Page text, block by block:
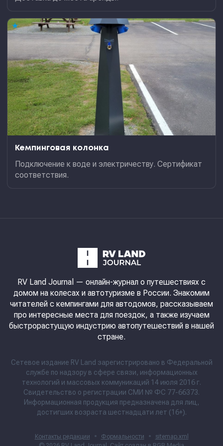
★
Кемпинговая колонка
Подключение к воде и электричеству. Сертификат
соответствия.
RV Land Journal — онлайн-журнал о путешествиях с
домом на колесах и автотуризме в России. Знакомим
читателей с кемпингами для автодомов, рассказываем
про интересные места для поездок, а также изучаем
быстрорастущую индустрию автопутешествий в нашей
стране.
Сетевое издание RV Land зарегистрировано в Федеральной
службе по надзору в сфере связи, информационных
технологий и массовых коммуникаций 14 июля 2016 г.
Свидетельство о регистрации СМИ № ФС 77-66373.
Информационная продукция предназначена для лиц,
достигших возраста шестнадцати лет (16+).
Контакты редакции • Формальности •
sitemap.xml